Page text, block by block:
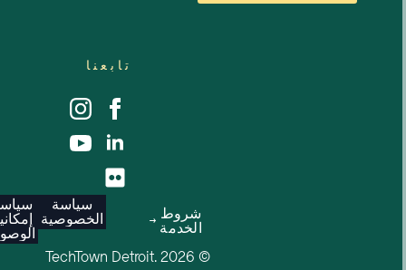
تابعنا
شروط
الخدمة
سياسة
الخصوصية
سياسة
إمكانية
الوصول
© 2026 TechTown Detroit.